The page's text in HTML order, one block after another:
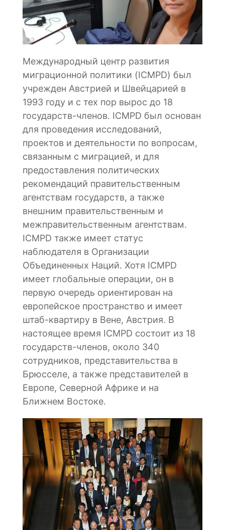
Международный центр развития
миграционной политики (ICMPD) был
учрежден Австрией и Швейцарией в
1993 году и с тех пор вырос до 18
государств-членов. ICMPD был основан
для проведения исследований,
проектов и деятельности по вопросам,
связанным с миграцией, и для
предоставления политических
рекомендаций правительственным
агентствам государств, а также
внешним правительственным и
межправительственным агентствам.
ICMPD также имеет статус
наблюдателя в Организации
Объединенных Наций. Хотя ICMPD
имеет глобальные операции, он в
первую очередь ориентирован на
европейское пространство и имеет
штаб-квартиру в Вене, Австрия. В
настоящее время ICMPD состоит из 18
государств-членов, около 340
сотрудников, представительства в
Брюсселе, а также представителей в
Европе, Северной Африке и на
Ближнем Востоке.